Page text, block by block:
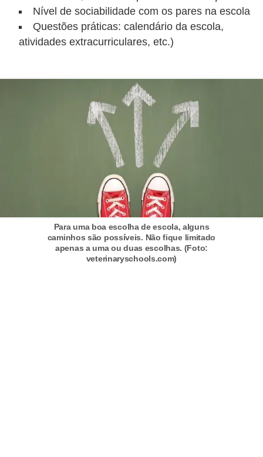
Nível de sociabilidade com os pares na escola
Questões práticas: calendário da escola,
atividades extracurriculares, etc.)
Para uma boa escolha de escola, alguns
caminhos são possíveis. Não fique limitado
apenas a uma ou duas escolhas. (Foto:
veterinaryschools.com)
i
l